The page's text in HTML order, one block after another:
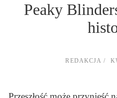
Peaky
REDAKCJA